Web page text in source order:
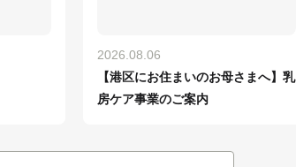
2026.08.06
【港区にお住まいのお母さまへ】乳
房ケア事業のご案内